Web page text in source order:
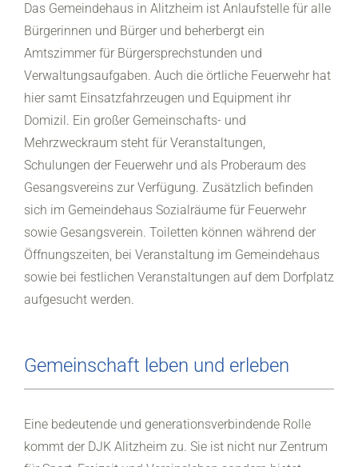
Das Gemeindehaus in Alitzheim ist Anlaufstelle für alle
Bürgerinnen und Bürger und beherbergt ein
Amtszimmer für Bürgersprechstunden und
Verwaltungsaufgaben. Auch die örtliche Feuerwehr hat
hier samt Einsatzfahrzeugen und Equipment ihr
Domizil. Ein großer Gemeinschafts- und
Mehrzweckraum steht für Veranstaltungen,
Schulungen der Feuerwehr und als Proberaum des
Gesangsvereins zur Verfügung. Zusätzlich befinden
sich im Gemeindehaus Sozialräume für Feuerwehr
sowie Gesangsverein. Toiletten können während der
Öffnungszeiten, bei Veranstaltung im Gemeindehaus
sowie bei festlichen Veranstaltungen auf dem Dorfplatz
aufgesucht werden.
Gemeinschaft leben und erleben
Eine bedeutende und generationsverbindende Rolle
kommt der DJK Alitzheim zu. Sie ist nicht nur Zentrum